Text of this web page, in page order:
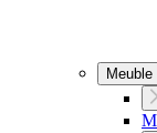
Meuble